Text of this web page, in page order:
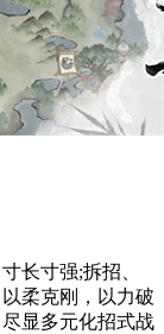
长寸强;拆招、
柔克刚，以力破
显多元化招式战